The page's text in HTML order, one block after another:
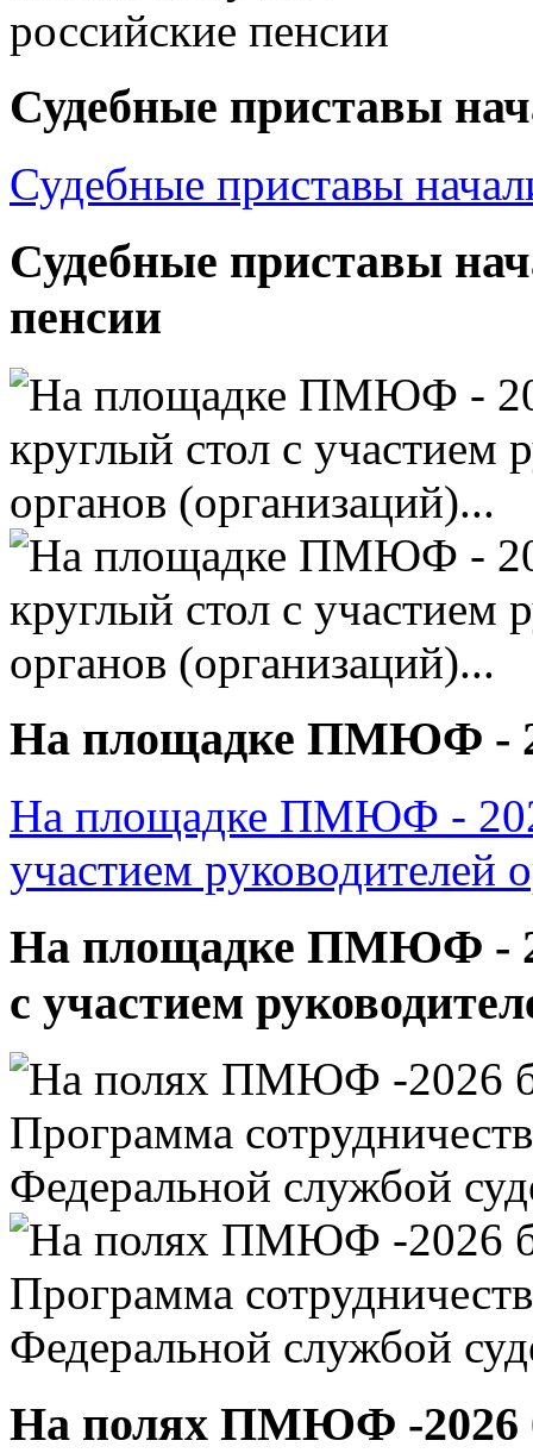
Судебные приставы
Судебные приставы
Судебные приставы
пенсии
На площадке ПМЮФ -
На площадке ПМЮФ -
участием руководителей
На площадке ПМЮФ -
с участием
На полях ПМЮФ -2026